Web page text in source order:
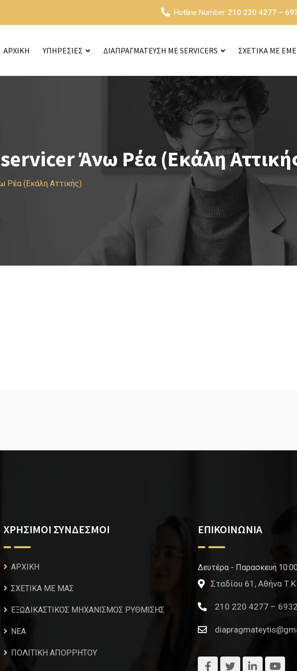
Hotline Number: 210 220 4277 –
ΑΡΧΙΚΗ ΥΠΗΡΕΣΙΕΣ ΔΙΑΠΡΑΓΜΑΤΕΥΣΗ ΜΕ SERVICERS ΣΧΕΤΙΚΑ ΜΕ
Άνω Ρέα (Εκάλη
Ρέα (Εκάλη Αττικής)
ΧΡΗΣΙΜΟΙ ΣΥΝΔΕΣΜΟΙ
ΑΡΧΙΚΗ
ΣΧΕΤΙΚΑ ΜΕ ΜΑΣ
ΕΞΩΔΙΚΑΣΤΙΚΟΣ ΜΗΧΑΝΙΣΜΟΣ ΡΥΘΜΙΣΗΣ
NEA
ΠΟΛΙΤΙΚΗ ΑΠΟΡΡΗΤΟΥ
ΕΠΙΚΟΙΝΩΝΙΑ
Δευτέρα - Παρασκευή
Σταδίου 61, Αθήνα
210 220 4277 –